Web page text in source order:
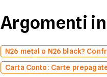
Argomenti
N26 metal o N26 black?
Carta Conto: Carte